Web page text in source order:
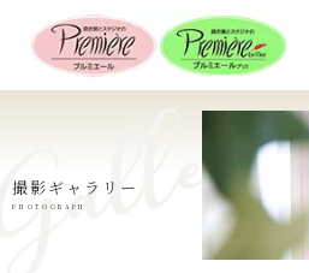
撮影ギャラリー
PHOTOGRAPH